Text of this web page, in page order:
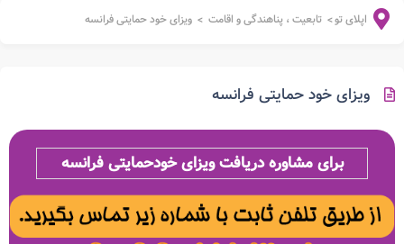
اپلای تو> تابعیت ، پناهندگی و اقامت > ویزای خود حمایتی فرانسه
ویزای خود حمایتی فرانسه
برای مشاوره دریافت ویزای خودحمایتی فرانسه